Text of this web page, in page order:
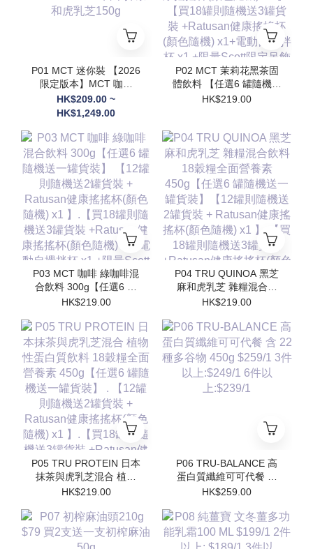
P01 MCT 迷你裝 【2026
限定版本】MCT 咖啡
100g+ TRU QUINOA黑
芝麻和虎乳芝150g+
和虎乳芝150g
HK$209.00 ~
HK$1,249.00
P02 MCT 茉莉花黑茶固
體飲料 【任選6 罐隨機送
一罐貨裝】 . 【12罐則隨
】.【買18罐則隨機送3罐
貨裝 +Ratusan健康搖搖
杯(顏色隨機) x1+電動自
攪拌杯 x1 +限量Scott限
定吊飾(隨機顏色) x1】
HK$219.00
P03 MCT 咖啡 綠咖啡混
合飲料 300g【任選6 罐
隨機送一罐貨裝】 【12
Ratusan健康搖搖杯(顏色
隨機) x1 】.【買18罐則
隨機送3罐貨裝
+Ratusan健康搖搖杯(顏
色隨機) x1+電動自攪拌
杯 x1 +限量Scott限定吊
飾(隨機顏色) x1】
HK$219.00
P04 TRU QUINOA 黑芝
麻和虎乳芝 雜糧混合飲
料 18穀糧全面營養素
罐貨裝】【12罐則隨機送
2罐貨裝 + Ratusan健康
搖搖杯(顏色隨機) x1 】.
【買18罐則隨機送3罐貨
裝 +Ratusan健康搖搖杯
(顏色隨機) x1+電動自攪
吊飾(隨機顏色) x1】
HK$219.00
P05 TRU PROTEIN 日本
抹茶與虎乳芝混合 植物
性蛋白質飲料 18穀糧全
罐隨機送一罐貨裝】 .
【12罐則隨機送2罐貨裝
+ Ratusan健康搖搖杯(顏
HK$219.00
P06 TRU-BALANCE 高
蛋白質纖維可可代餐 含
22 種多⾕物 450g
6件以上:$239/1
HK$259.00